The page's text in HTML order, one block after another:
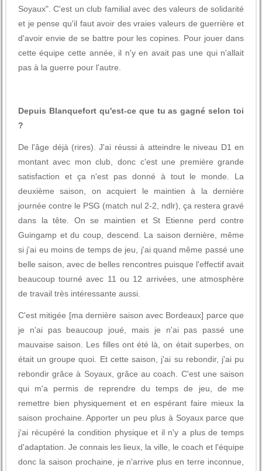
Soyaux". C'est un club familial avec des valeurs de solidarité
et je pense qu'il faut avoir des vraies valeurs de guerrière et
d'avoir envie de se battre pour les copines. Pour jouer dans
cette équipe cette année, il n'y en avait pas une qui n'allait
pas à la guerre pour l'autre.
Depuis Blanquefort qu'est-ce que tu as gagné selon toi
?
De l'âge déjà (rires). J'ai réussi à atteindre le niveau D1 en
montant avec mon club, donc c'est une première grande
satisfaction et ça n'est pas donné à tout le monde. La
deuxième saison, on acquiert le maintien à la dernière
journée contre le PSG (match nul 2-2, ndlr), ça restera gravé
dans la tête. On se maintien et St Etienne perd contre
Guingamp et du coup, descend. La saison dernière, même
si j'ai eu moins de temps de jeu, j'ai quand même passé une
belle saison, avec de belles rencontres puisque l'effectif avait
beaucoup tourné avec 11 ou 12 arrivées, une atmosphère
de travail très intéressante aussi.
C'est mitigée [ma dernière saison avec Bordeaux] parce que
je n'ai pas beaucoup joué, mais je n'ai pas passé une
mauvaise saison. Les filles ont été là, on était superbes, on
était un groupe quoi. Et cette saison, j'ai su rebondir, j'ai pu
rebondir grâce à Soyaux, grâce au coach. C'est une saison
qui m'a permis de reprendre du temps de jeu, de me
remettre bien physiquement et en espérant faire mieux la
saison prochaine. Apporter un peu plus à Soyaux parce que
j'ai récupéré la condition physique et il n'y a plus de temps
d'adaptation. Je connais les lieux, la ville, le coach et l'équipe
donc la saison prochaine, je n'arrive plus en terre inconnue,